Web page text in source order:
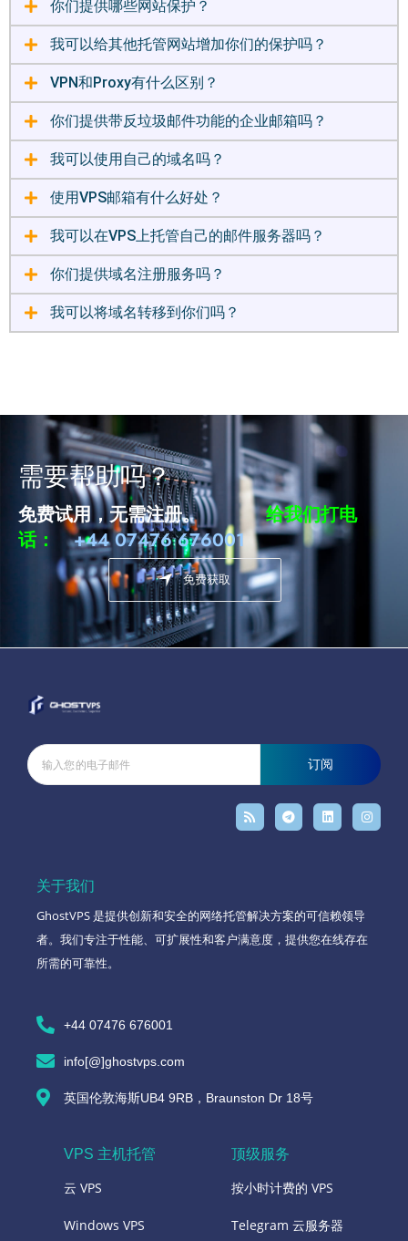
你们提供哪些网站保护？
我可以给其他托管网站增加你们的保护吗？
VPN和Proxy有什么区别？
你们提供带反垃圾邮件功能的企业邮箱吗？
我可以使用自己的域名吗？
使用VPS邮箱有什么好处？
我可以在VPS上托管自己的邮件服务器吗？
你们提供域名注册服务吗？
我可以将域名转移到你们吗？
需要帮助吗？
免费试用，无需注册。
给我们打电
话：
+44 07476 676001
免费获取
订阅
关于我们
GhostVPS 是提供创新和安全的网络托管解决方案的可信赖领导
者。我们专注于性能、可扩展性和客户满意度，提供您在线存在
所需的可靠性。
+44 07476 676001
info[@]ghostvps.com
英国伦敦海斯UB4 9RB，Braunston Dr 18号
VPS 主机托管
云 VPS
Windows VPS
顶级服务
按小时计费的 VPS
Telegram 云服务器